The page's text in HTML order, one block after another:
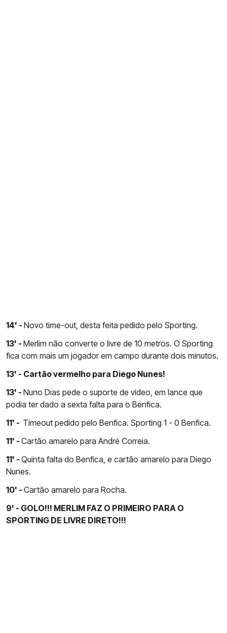
14' - Novo time-out, desta feita pedido pelo Sporting.
13' - Merlim não converte o livre de 10 metros. O Sporting
fica com mais um jogador em campo durante dois minutos.
13' - Cartão vermelho para Diego Nunes!
13' - Nuno Dias pede o suporte de vídeo, em lance que
podia ter dado a sexta falta para o Benfica.
11' - Timeout pedido pelo Benfica. Sporting 1 - 0 Benfica.
11' - Cartão amarelo para André Correia.
11' - Quinta falta do Benfica, e cartão amarelo para Diego
Nunes.
10' - Cartão amarelo para Rocha.
9' - GOLO!!! MERLIM FAZ O PRIMEIRO PARA O
SPORTING DE LIVRE DIRETO!!!